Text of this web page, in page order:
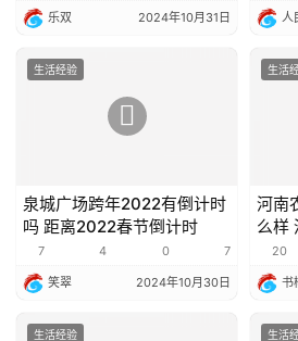
乐双 2024年10月31日 人
生活经验
泉城广场跨年2022有倒计时
吗 距离2022春节倒计时
7 4 0 7
笑翠 2024年10月30日
生活
河南
么样
20
书
生活经验 生活